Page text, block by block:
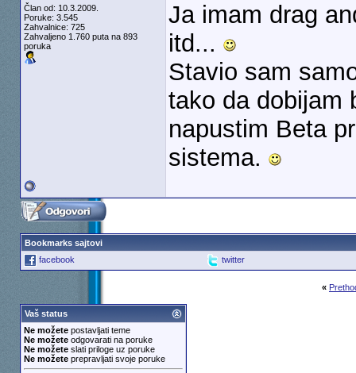
Član od: 10.3.2009.
Poruke: 3.545
Zahvalnice: 725
Zahvaljeno 1.760 puta na 893
poruka
Ja imam drag
itd...
Stavio sam
tako da dobijam
napustim Beta
sistema.
Bookmarks sajtovi
facebook
twitter
«
Vaš status
Ne možetepostavljati teme
Ne možeteodgovarati na poruke
Ne možeteslati priloge uz poruke
Ne možeteprepravljati svoje poruke